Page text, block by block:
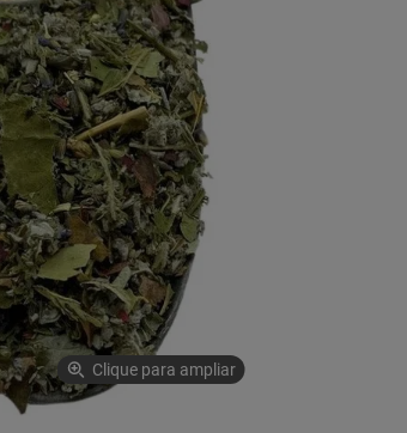
Clique para ampliar